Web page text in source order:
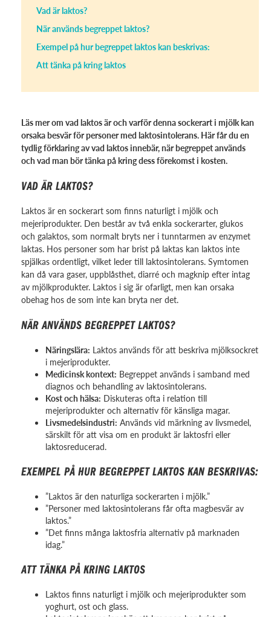
Vad är laktos?
När används begreppet laktos?
Exempel på hur begreppet laktos kan beskrivas:
Att tänka på kring laktos
Läs mer om vad laktos är och varför denna sockerart i mjölk kan
orsaka besvär för personer med laktosintolerans. Här får du en
tydlig förklaring av vad laktos innebär, när begreppet används
och vad man bör tänka på kring dess förekomst i kosten.
VAD ÄR LAKTOS?
Laktos är en sockerart som finns naturligt i mjölk och
mejeriprodukter. Den består av två enkla sockerarter, glukos
och galaktos, som normalt bryts ner i tunntarmen av enzymet
laktas. Hos personer som har brist på laktas kan laktos inte
spjälkas ordentligt, vilket leder till laktosintolerans. Symtomen
kan då vara gaser, uppblåsthet, diarré och magknip efter intag
av mjölkprodukter. Laktos i sig är ofarligt, men kan orsaka
obehag hos de som inte kan bryta ner det.
NÄR ANVÄNDS BEGREPPET LAKTOS?
Näringslära: Laktos används för att beskriva mjölksockret
i mejeriprodukter.
Medicinsk kontext: Begreppet används i samband med
diagnos och behandling av laktosintolerans.
Kost och hälsa: Diskuteras ofta i relation till
mejeriprodukter och alternativ för känsliga magar.
Livsmedelsindustri: Används vid märkning av livsmedel,
särskilt för att visa om en produkt är laktosfri eller
laktosreducerad.
EXEMPEL PÅ HUR BEGREPPET LAKTOS KAN BESKRIVAS:
”Laktos är den naturliga sockerarten i mjölk.”
”Personer med laktosintolerans får ofta magbesvär av
laktos.”
”Det finns många laktosfria alternativ på marknaden
idag.”
ATT TÄNKA PÅ KRING LAKTOS
Laktos finns naturligt i mjölk och mejeriprodukter som
yoghurt, ost och glass.